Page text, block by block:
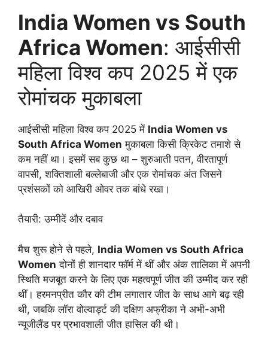
India Women vs South
Africa Women: आईसीसी
महिला विश्व कप 2025 में एक
रोमांचक मुकाबला
आईसीसी महिला विश्व कप 2025 में India Women vs
South Africa Women मुकाबला किसी क्रिकेट तमाशे से
कम नहीं था। इसमें सब कुछ था – शुरुआती पतन, वीरतापूर्ण
वापसी, शक्तिशाली बल्लेबाजी और एक रोमांचक अंत जिसने
प्रशंसकों को आखिरी ओवर तक बांधे रखा।
तैयारी: उम्मीदें और दबाव
मैच शुरू होने से पहले, India Women vs South Africa
Women दोनों ही शानदार फॉर्म में थीं और अंक तालिका में अपनी
स्थिति मजबूत करने के लिए एक महत्वपूर्ण जीत की उम्मीद कर रही
थीं। हरमनप्रीत कौर की टीम लगातार जीत के साथ आगे बढ़ रही
थी, जबकि लॉरा वोल्वार्ड्ट की दक्षिण अफ्रीका ने अभी-अभी
न्यूजीलैंड पर प्रभावशाली जीत हासिल की थी।